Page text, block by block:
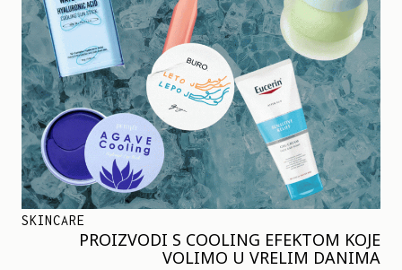
SKINCARE
PROIZVODI S COOLING EFEKTOM KOJE
VOLIMO U VRELIM DANIMA